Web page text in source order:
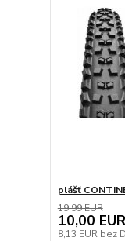
plášť
19,99 EUR
10,00 EUR
8,13 EUR bez